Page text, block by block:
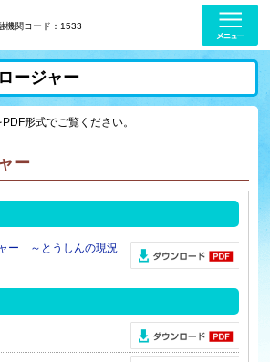
機関コード：1533
ージャー
形式でご覧ください。
ー
ー ～とうしんの現況